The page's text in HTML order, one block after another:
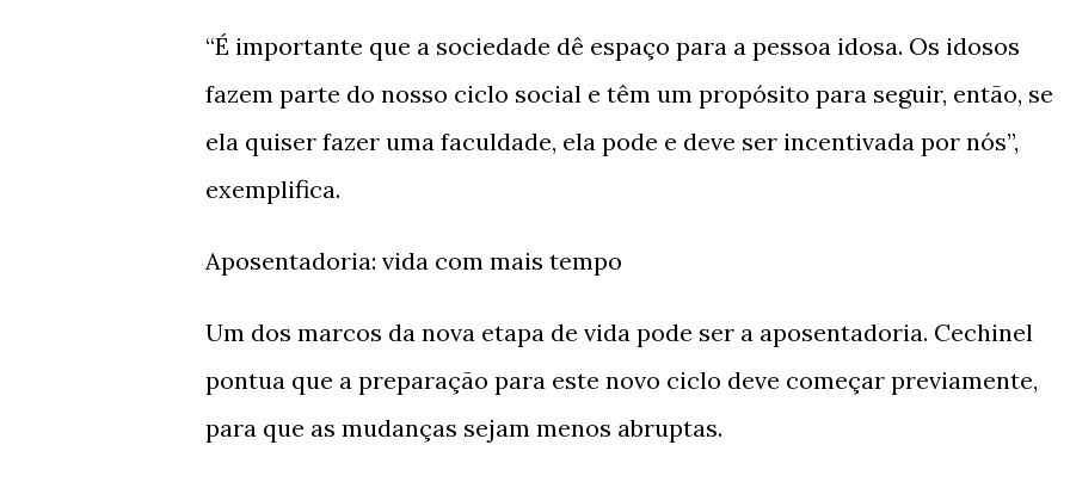
“É importante que a sociedade dê espaço para a pessoa idosa. Os idosos
fazem parte do nosso ciclo social e têm um propósito para seguir, então, se
ela quiser fazer uma faculdade, ela pode e deve ser incentivada por nós”,
exemplifica.
Aposentadoria: vida com mais tempo
Um dos marcos da nova etapa de vida pode ser a aposentadoria. Cechinel
pontua que a preparação para este novo ciclo deve começar previamente,
para que as mudanças sejam menos abruptas.